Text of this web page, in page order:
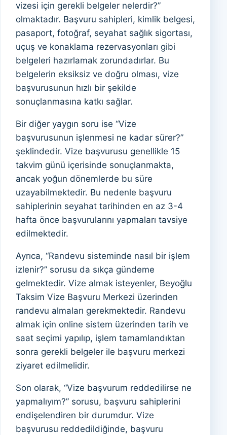
vizesi için gerekli belgeler nelerdir?”
olmaktadır. Başvuru sahipleri, kimlik belgesi,
pasaport, fotoğraf, seyahat sağlık sigortası,
uçuş ve konaklama rezervasyonları gibi
belgeleri hazırlamak zorundadırlar. Bu
belgelerin eksiksiz ve doğru olması, vize
başvurusunun hızlı bir şekilde
sonuçlanmasına katkı sağlar.
Bir diğer yaygın soru ise “Vize
başvurusunun işlenmesi ne kadar sürer?”
şeklindedir. Vize başvurusu genellikle 15
takvim günü içerisinde sonuçlanmakta,
ancak yoğun dönemlerde bu süre
uzayabilmektedir. Bu nedenle başvuru
sahiplerinin seyahat tarihinden en az 3-4
hafta önce başvurularını yapmaları tavsiye
edilmektedir.
Ayrıca, “Randevu sisteminde nasıl bir işlem
izlenir?” sorusu da sıkça gündeme
gelmektedir. Vize almak isteyenler, Beyoğlu
Taksim Vize Başvuru Merkezi üzerinden
randevu almaları gerekmektedir. Randevu
almak için online sistem üzerinden tarih ve
saat seçimi yapılıp, işlem tamamlandıktan
sonra gerekli belgeler ile başvuru merkezi
ziyaret edilmelidir.
Son olarak, “Vize başvurum reddedilirse ne
yapmalıyım?” sorusu, başvuru sahiplerini
endişelendiren bir durumdur. Vize
başvurusu reddedildiğinde, başvuru